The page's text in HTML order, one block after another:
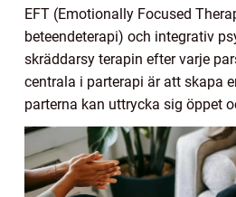
EFT (Emotionally Focused
beteendeterapi) och integrativ
skräddarsy terapin efter varje
centrala i parterapi är att skapa
parterna kan uttrycka sig öppet